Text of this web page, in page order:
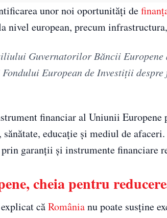
unor noi oportunități de
nivel european, precum
Guvernatorilor Băncii
European de Investiții
financiar al Uniunii
sănătate, educație și mediul de
garanții și instrumente financiare
cheia pentru
căRomânianu poate susține